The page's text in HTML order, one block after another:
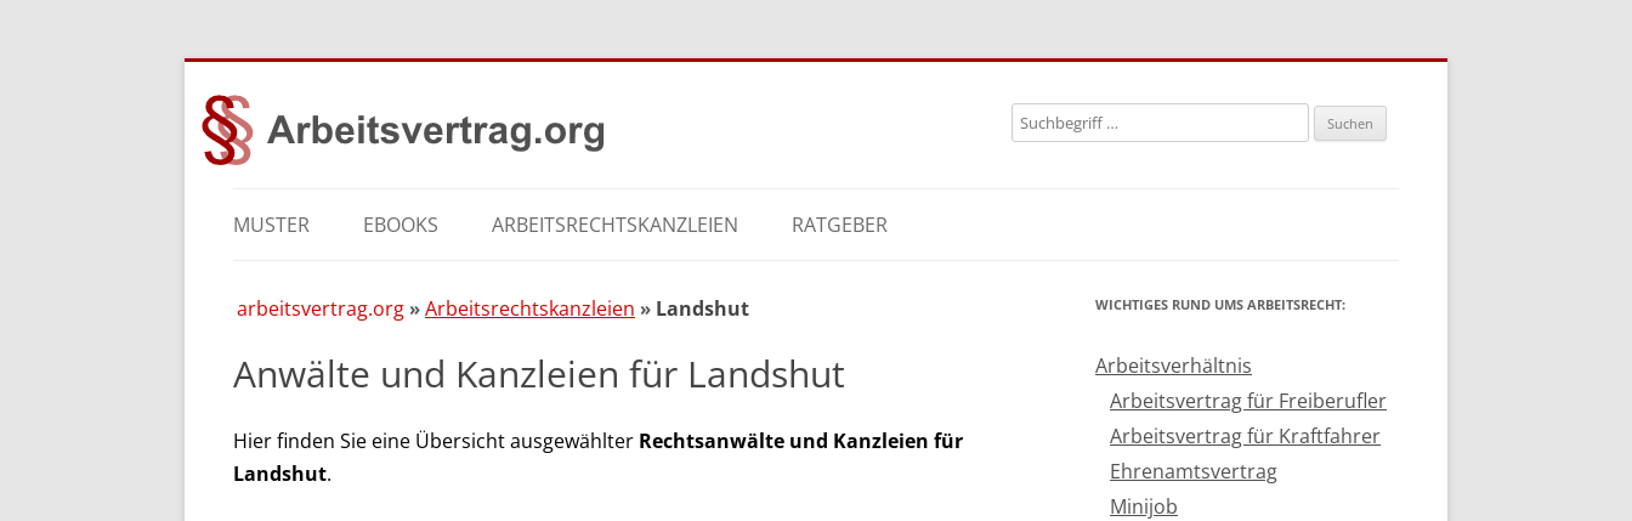
Search
for:
Zum
Inhalt
springen
MUSTER EBOOKS ARBEITSRECHTSKANZLEIEN RATGEBER
arbeitsvertrag.org Arbeitsrechtskanzleien Landshut
Anwälte und Kanzleien für Landshut
Hier finden Sie eine Übersicht ausgewählter Rechtsanwälte und Kanzleien für
Landshut.
WICHTIGES RUND UMS ARBEITSRECHT:
Arbeitsverhältnis
Arbeitsvertrag für Freiberufler
Arbeitsvertrag für Kraftfahrer
Ehrenamtsvertrag
Minijob